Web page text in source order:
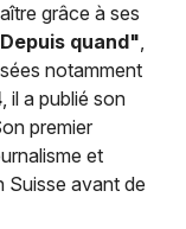
grâce à ses
quand",
notamment
, il a publié son
premier
et
Suisse avant de